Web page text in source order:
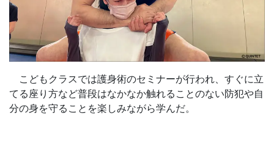
こどもクラスでは護身術のセミナーが行われ、すぐに立
てる座り方など普段はなかなか触れることのない防犯や自
分の身を守ることを楽しみながら学んだ。